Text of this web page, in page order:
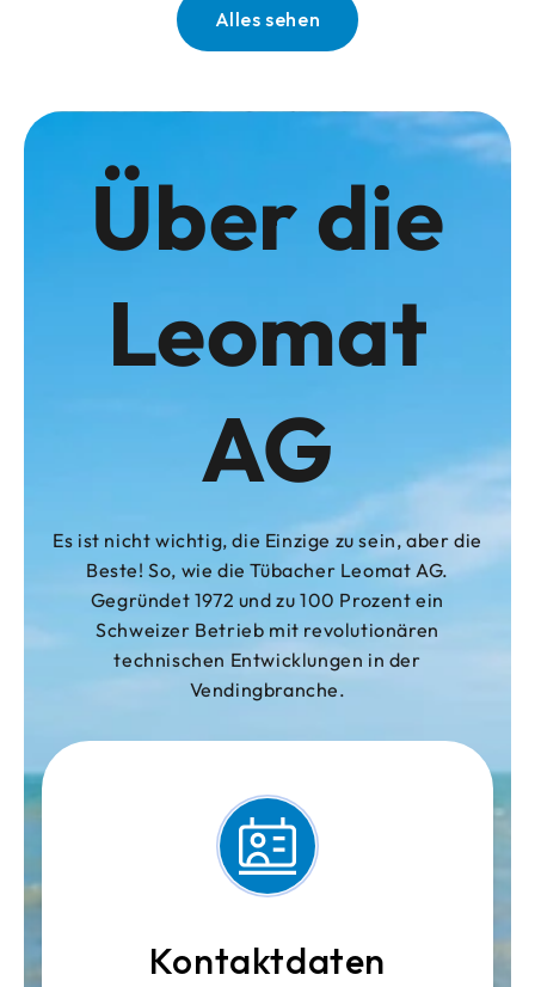
Alles sehen
Über die
Leomat
AG
Es ist nicht wichtig, die Einzige zu sein, aber die
Beste! So, wie die Tübacher Leomat AG.
Gegründet 1972 und zu 100 Prozent ein
Schweizer Betrieb mit revolutionären
technischen Entwicklungen in der
Vendingbranche.
Kontaktdaten